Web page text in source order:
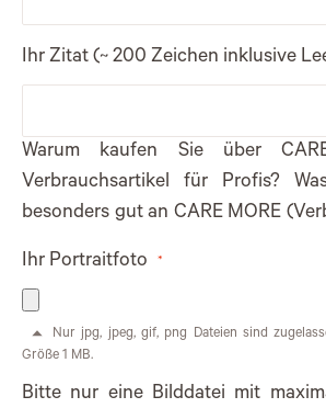
Ihr Zitat (~ 200 Zeichen inklusive
Warum kaufen Sie über
Verbrauchsartikel für Profis?
besonders gut an CARE MORE
Ihr Portraitfoto
Nur jpg, jpeg, gif, png Dateien sind
Größe 1 MB.
Bitte nur eine Bilddatei mit